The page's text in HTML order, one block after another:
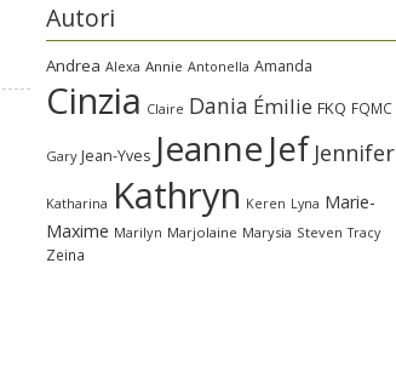
Autori
Andrea Alexa Annie Antonella Amanda
Cinzia Claire Dania Émilie FKQ FQMC
Gary Jean-Yves Jeanne Jef Jennifer
Katharina Kathryn Keren Lyna Marie-
Maxime Marilyn Marjolaine Marysia Steven Tracy
Zeina